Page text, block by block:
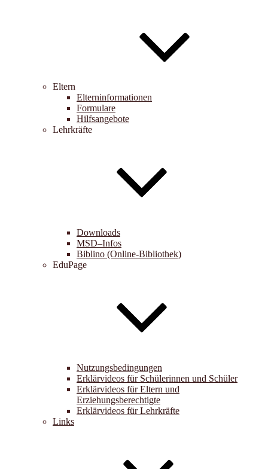
Eltern
Elterninformationen
Formulare
Hilfsangebote
Lehrkräfte
Downloads
MSD–Infos
Biblino (Online-Bibliothek)
EduPage
Nutzungsbedingungen
Erklärvideos für Schülerinnen und Schüler
Erklärvideos für Eltern und
Erziehungsberechtigte
Erklärvideos für Lehrkräfte
Links